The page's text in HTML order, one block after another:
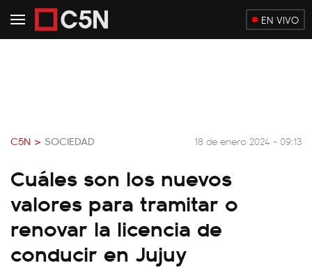
EN VIVO
C5N > SOCIEDAD 18 de enero 2024 - 09:13
Cuáles son los nuevos
valores para tramitar o
renovar la licencia de
conducir en Jujuy